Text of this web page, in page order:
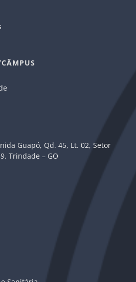
Guapó, Qd. 45, Lt. 02, Setor
Trindade – GO